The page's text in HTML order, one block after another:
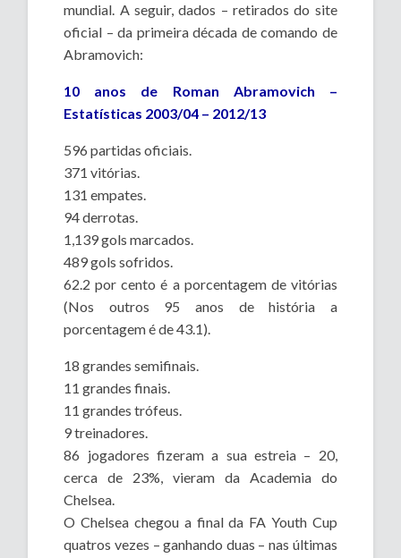
mundial. A seguir, dados – retirados do site
oficial – da primeira década de comando de
Abramovich:
10 anos de Roman Abramovich –
Estatísticas 2003/04 – 2012/13
596 partidas oficiais.
371 vitórias.
131 empates.
94 derrotas.
1,139 gols marcados.
489 gols sofridos.
62.2 por cento é a porcentagem de vitórias
(Nos outros 95 anos de história a
porcentagem é de 43.1).
18 grandes semifinais.
11 grandes finais.
11 grandes trófeus.
9 treinadores.
86 jogadores fizeram a sua estreia – 20,
cerca de 23%, vieram da Academia do
Chelsea.
O Chelsea chegou a final da FA Youth Cup
quatros vezes – ganhando duas – nas últimas